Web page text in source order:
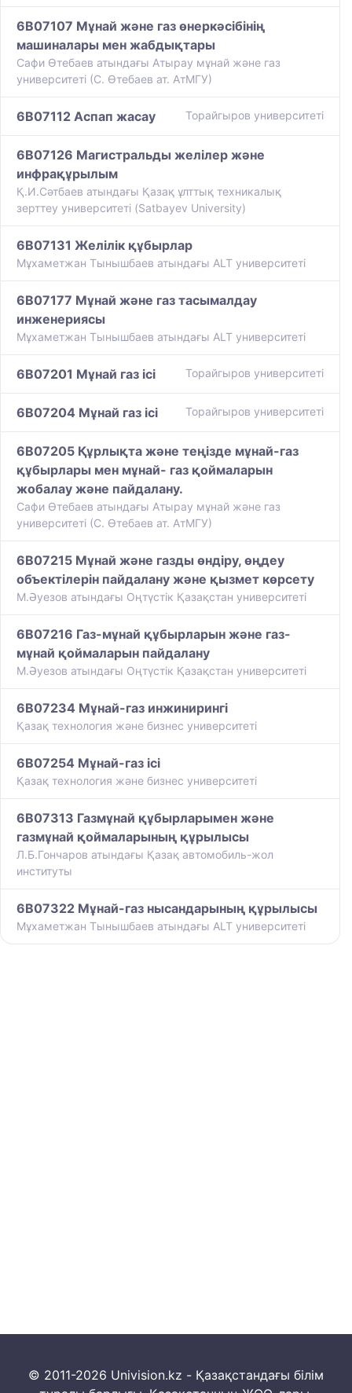
6B07107 Мұнай және газ өнеркәсібінің
машиналары мен жабдықтары
Сафи Өтебаев атындағы Атырау мұнай және газ
университеті (С. Өтебаев ат. АтМГУ)
6B07112 Аспап жасау Торайгыров университеті
6B07126 Магистральды желілер және
инфрақұрылым
Қ.И.Сәтбаев атындағы Қазақ ұлттық техникалық
зерттеу университеті (Satbayev University)
6B07131 Желілік құбырлар
Мұхаметжан Тынышбаев атындағы ALT университеті
6B07177 Мұнай және газ тасымалдау
инженериясы
Мұхаметжан Тынышбаев атындағы ALT университеті
6B07201 Мұнай газ ісі Торайгыров университеті
6B07204 Мұнай газ ісі Торайгыров университеті
6B07205 Құрлықта және теңізде мұнай-газ
құбырлары мен мұнай- газ қоймаларын
жобалау және пайдалану.
Сафи Өтебаев атындағы Атырау мұнай және газ
университеті (С. Өтебаев ат. АтМГУ)
6B07215 Мұнай және газды өндіру, өңдеу
объектілерін пайдалану және қызмет көрсету
М.Әуезов атындағы Оңтүстік Қазақстан университеті
6B07216 Газ-мұнай құбырларын және газ-
мұнай қоймаларын пайдалану
М.Әуезов атындағы Оңтүстік Қазақстан университеті
6B07234 Мұнай-газ инжинирингі
Қазақ технология және бизнес университеті
6B07254 Мұнай-газ ісі
Қазақ технология және бизнес университеті
6B07313 Газмұнай құбырларымен және
газмұнай қоймаларының құрылысы
Л.Б.Гончаров атындағы Қазақ автомобиль-жол
институты
6B07322 Мұнай-газ нысандарының құрылысы
Мұхаметжан Тынышбаев атындағы ALT университеті
© 2011-2026 Univision.kz - Қазақстандағы білім